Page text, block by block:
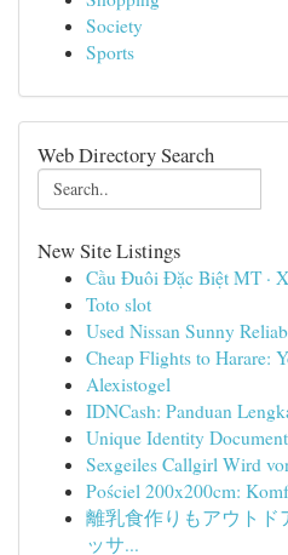
Society
Sports
Web Directory Search
New Site Listings
Cầu Đuôi Đặc Biệt MT ·
Toto slot
Used Nissan Sunny
Cheap Flights to Harare:
Alexistogel
IDNCash: Panduan
Unique Identity
Sexgeiles Callgirl Wird
Pościel 200x200cm:
離乳食作りもアウトド
ッサ...